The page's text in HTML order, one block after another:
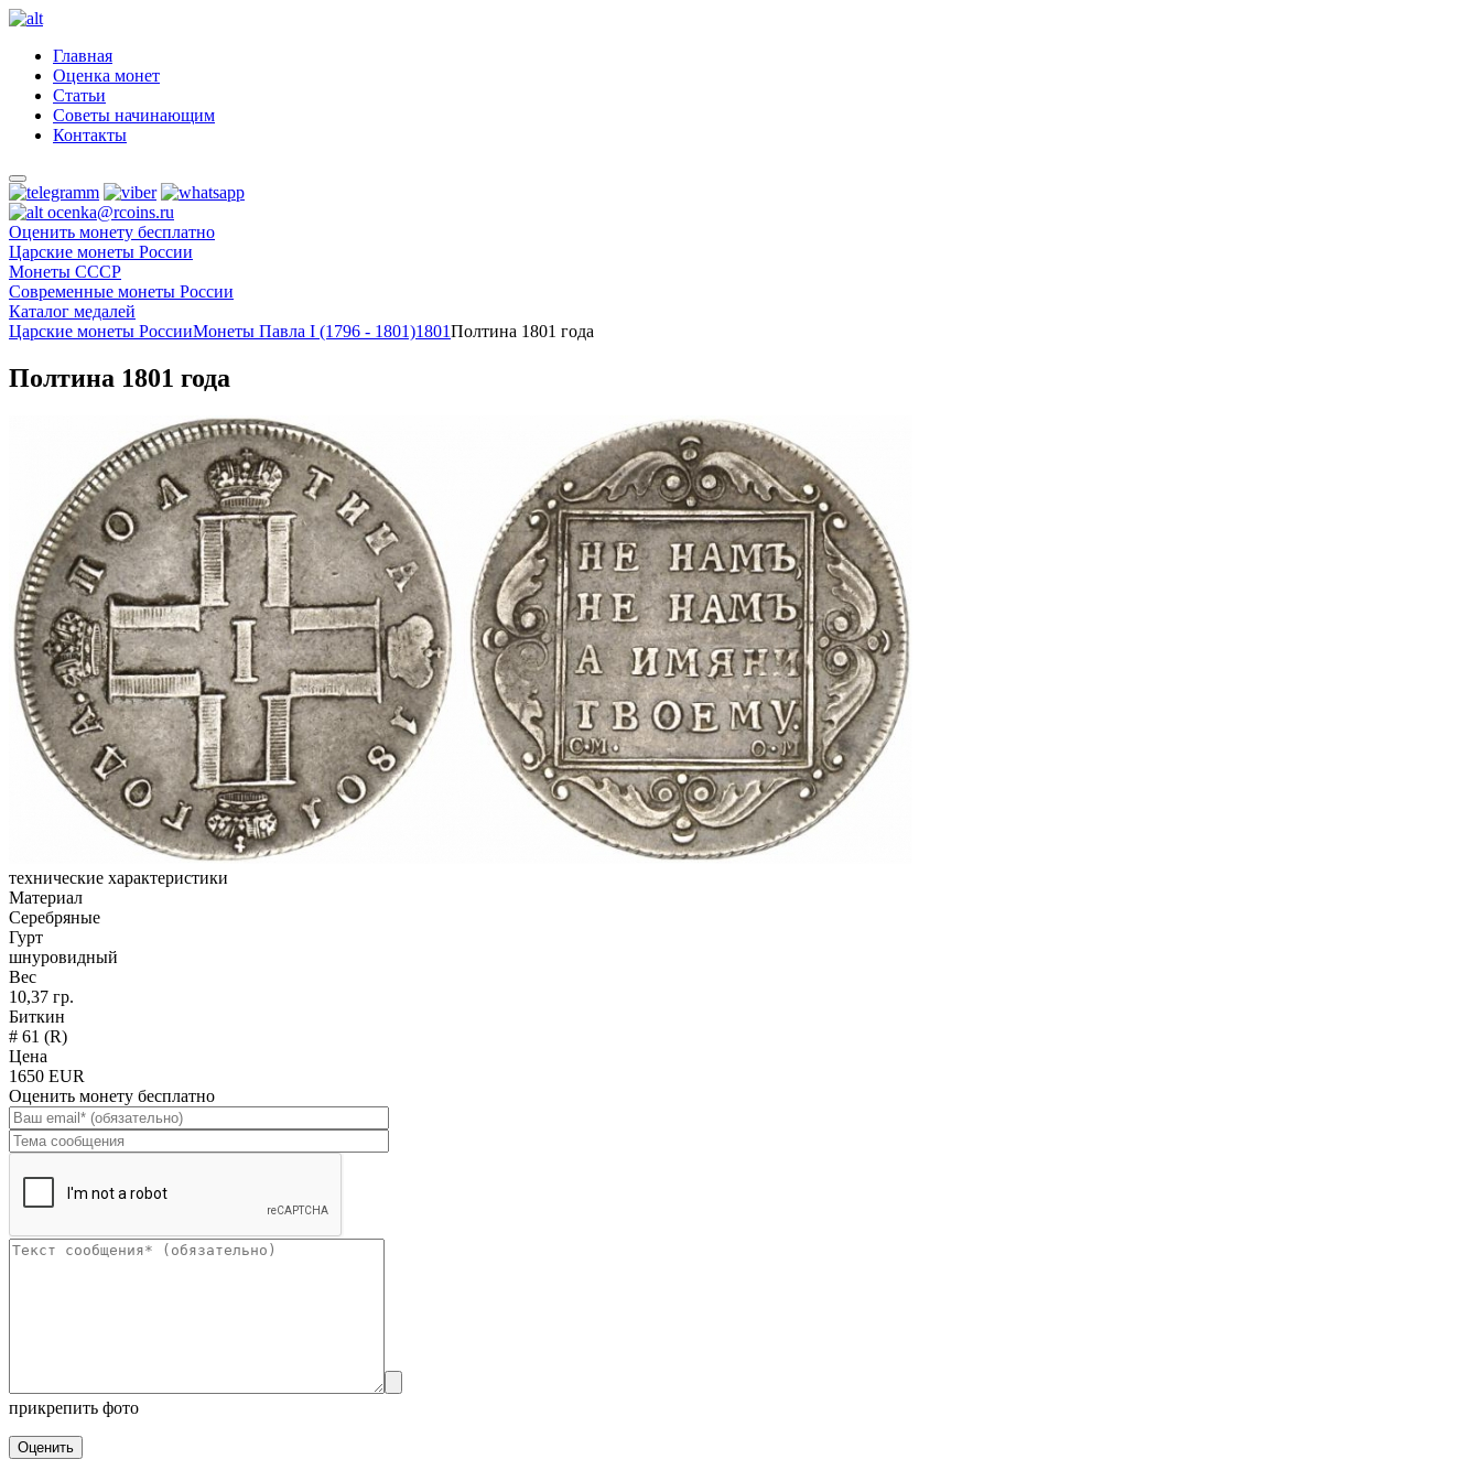
Главная
Оценка монет
Статьи
Советы начинающим
Контакты
ocenka@rcoins.ru
Оценить монету бесплатно
Царские монеты России
Монеты СССР
Современные монеты России
Каталог медалей
Царские монеты РоссииМонеты Павла I (1796 - 1801)1801Полтина 1801 года
Полтина 1801 года
технические характеристики
Материал
Серебряные
Гурт
шнуровидный
Вес
10,37 гр.
Биткин
# 61 (R)
Цена
1650 EUR
Оценить монету бесплатно
прикрепить фото
Оценить